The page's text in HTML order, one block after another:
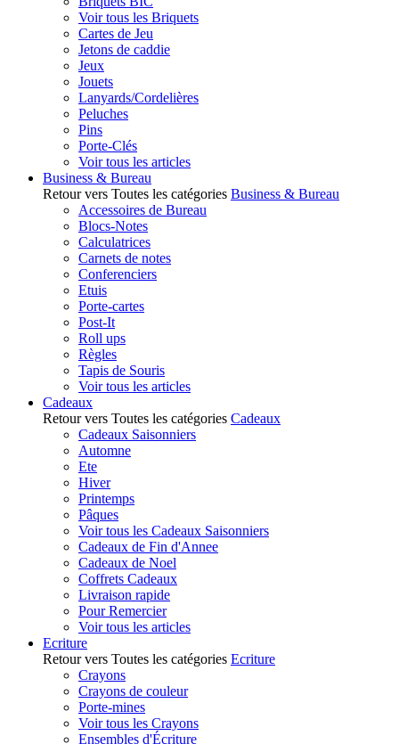
Voir tous les Briquets
Cartes de Jeu
Jetons de caddie
Jeux
Jouets
Lanyards/Cordelières
Peluches
Pins
Porte-Clés
Voir tous les articles
Business & Bureau
Retour vers Toutes les catégories Business & Bureau
Accessoires de Bureau
Blocs-Notes
Calculatrices
Carnets de notes
Conferenciers
Etuis
Porte-cartes
Post-It
Roll ups
Règles
Tapis de Souris
Voir tous les articles
Cadeaux
Retour vers Toutes les catégories Cadeaux
Cadeaux Saisonniers
Automne
Ete
Hiver
Printemps
Pâques
Voir tous les Cadeaux Saisonniers
Cadeaux de Fin d'Annee
Cadeaux de Noel
Coffrets Cadeaux
Livraison rapide
Pour Remercier
Voir tous les articles
Ecriture
Retour vers Toutes les catégories Ecriture
Crayons
Crayons de couleur
Porte-mines
Voir tous les Crayons
Ensembles d'Écriture